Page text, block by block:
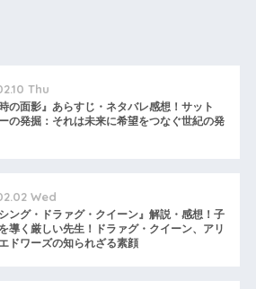
Thu
の面影』あらすじ・ネタバレ感想！サット
の発掘：それは未来に希望をつなぐ世紀の発
Wed
シング・ドラァグ・クイーン』解説・感想！子
導く厳しい先生！ドラァグ・クイーン、アリ
ドワーズの知られざる素顔